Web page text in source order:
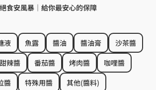
食安風暴｜給你最安心的保障
液 魚露 醬油 醬油膏
沙茶醬
甜辣醬 番茄醬 烤肉醬
咖哩醬
醬
特殊用醬 其他(醬料)